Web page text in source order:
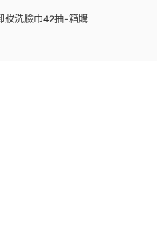
妝洗臉巾42抽-箱購